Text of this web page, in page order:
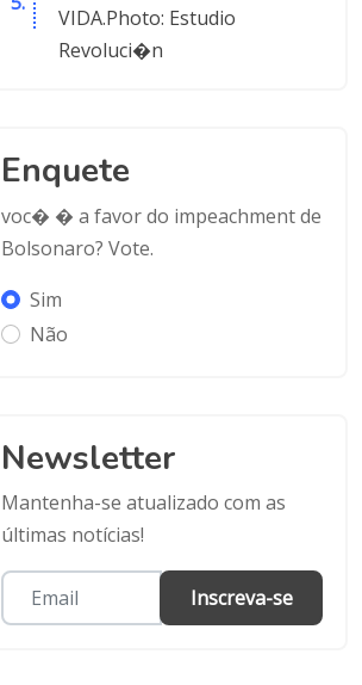
VIDA.Photo: Estudio
Revoluci�n
Enquete
voc� � a favor do impeachment de
Bolsonaro? Vote.
Sim
Não
Newsletter
Mantenha-se atualizado com as
últimas notícias!
Inscreva-se